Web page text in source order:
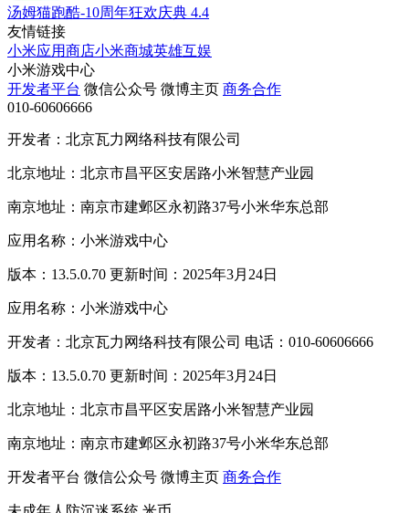
汤姆猫跑酷-10周年狂欢庆典 4.4
友情链接
小米应用商店小米商城英雄互娱
小米游戏中心
开发者平台 微信公众号 微博主页 商务合作
010-60606666
开发者：北京瓦力网络科技有限公司
北京地址：北京市昌平区安居路小米智慧产业园
南京地址：南京市建邺区永初路37号小米华东总部
应用名称：小米游戏中心
版本：13.5.0.70 更新时间：2025年3月24日
应用名称：小米游戏中心
开发者：北京瓦力网络科技有限公司 电话：010-60606666
版本：13.5.0.70 更新时间：2025年3月24日
北京地址：北京市昌平区安居路小米智慧产业园
南京地址：南京市建邺区永初路37号小米华东总部
开发者平台 微信公众号 微博主页 商务合作